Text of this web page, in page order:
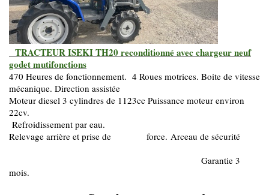
TRACTEUR ISEKI TH20 reconditionné avec chargeur neuf
godet mutifonctions
470 Heures de fonctionnement. 4 Roues motrices. Boite de vitesse
mécanique. Direction assistée
Moteur diesel 3 cylindres de 1123cc Puissance moteur environ
22cv.
Refroidissement par eau.
Relevage arrière et prise de force. Arceau de sécurité
Garantie 3
mois.